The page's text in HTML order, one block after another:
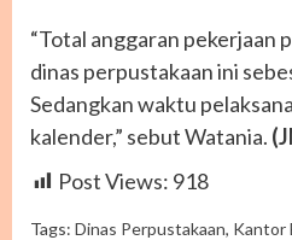
“Total anggaran pekerjaan
dinas perpustakaan ini
Sedangkan waktu
kalender,” sebut Watania.
Post Views: 918
Tags: Dinas Perpustakaan, Kantor